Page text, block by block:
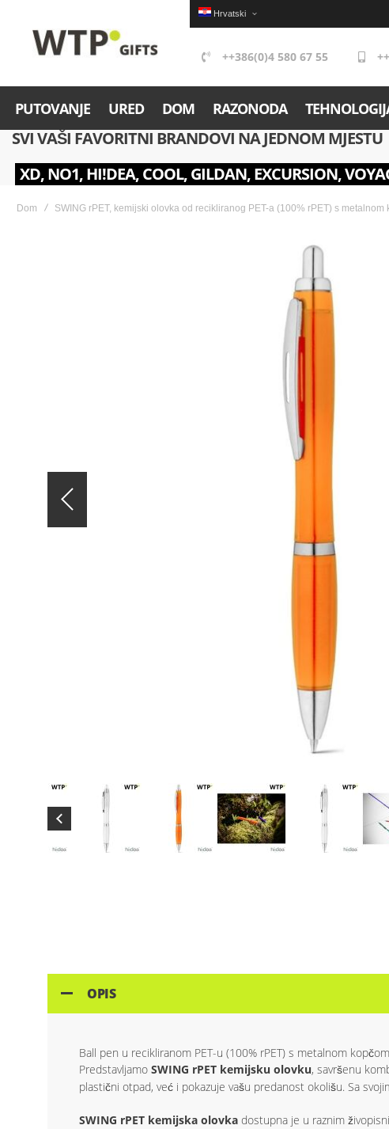
Hrvatski
++386(0)4 580 67 55
PUTOVANJE URED DOM RAZONODA
SVI VAŠI FAVORITNI BRANDOVI NA JEDNOM MJESTU
XD, NO1, HI!DEA, COOL, GILDAN, EXCURSION,
Dom SWING rPET, kemijski olovka od recikliranog PET-a (100% rPET) s metalnom
gallery
OPIS
Ball pen u recikliranom PET-u (100% rPET) s metalnom
Predstavljamo SWING rPET kemijsku olovku, savršenu
plastični otpad, već i pokazuje vašu predanost okolišu. Sa
SWING rPET kemijska olovka dostupna je u raznim